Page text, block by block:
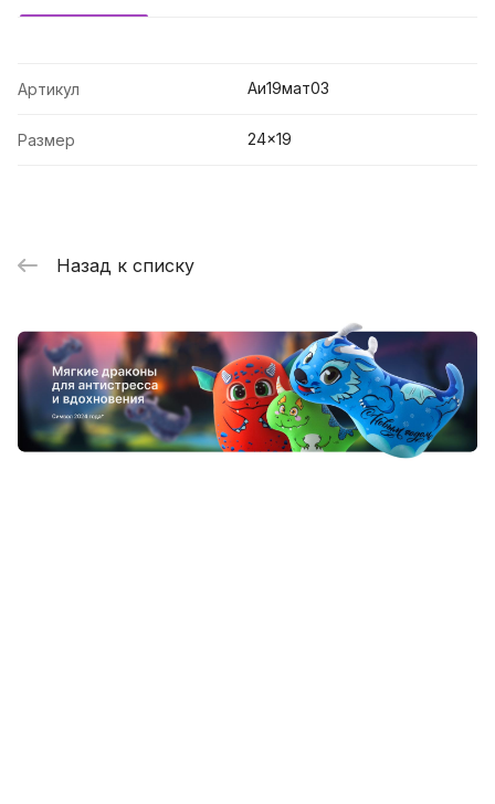
Артикул Аи19мат03
Размер 24x19
Назад к списку